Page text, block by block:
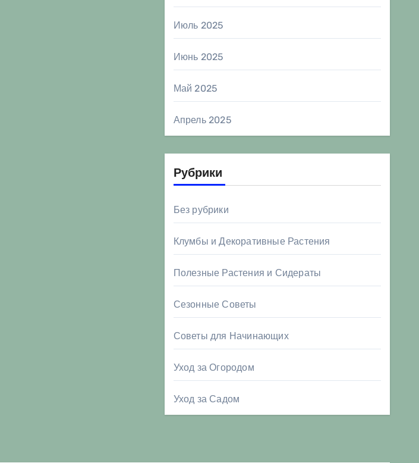
Июль 2025
Июнь 2025
Май 2025
Апрель 2025
Рубрики
Без рубрики
Клумбы и Декоративные Растения
Полезные Растения и Сидераты
Сезонные Советы
Советы для Начинающих
Уход за Огородом
Уход за Садом